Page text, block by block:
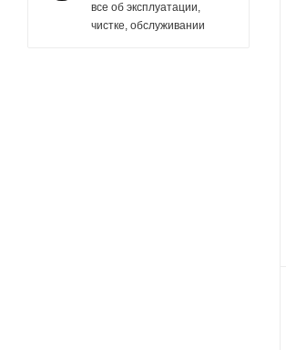
все об эксплуатации,
чистке, обслуживании